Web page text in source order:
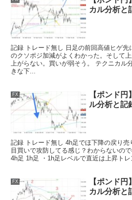
カル分析と
記録 トレード無し 日足の前回高値ヒゲ先
のクソポジ加減がよくわかった。そして
上がらない。買いが弱そう。 テクニカル
きな下...
FX
【ポンド
ル分析と記
記録 トレード無し 4h足でほ下降の戻り売
目買いで攻防してる感じ？わからないの
4h足 1h足 ・1h足レベルで直近は上昇トレ
FX
【ポンド
カル分析と